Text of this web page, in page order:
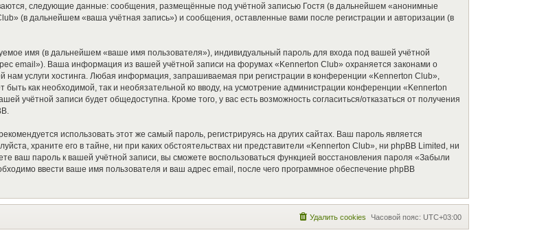
следующие данные: сообщения, размещённые под учётной записью Гостя (в дальнейшем «анонимные
(в дальнейшем «ваша учётная запись») и сообщения, оставленные вами после регистрации и авторизации (в
имя (в дальнейшем «ваше имя пользователя»), индивидуальный пароль для входа под вашей учётной
email»). Ваша информация из вашей учётной записи на форумах «Kennerton Club» охраняется законами о
услуги хостинга. Любая информация, запрашиваемая при регистрации в конференции «Kennerton Club»,
как необходимой, так и необязательной ко вводу, на усмотрение администрации конференции «Kennerton
учётной записи будет общедоступна. Кроме того, у вас есть возможность согласиться/отказаться от получения
использовать этот же самый пароль, регистрируясь на других сайтах. Ваш пароль является
храните его в тайне, ни при каких обстоятельствах ни представители «Kennerton Club», ни phpBB Limited, ни
ваш пароль к вашей учётной записи, вы сможете воспользоваться функцией восстановления пароля «Забыли
ввести ваше имя пользователя и ваш адрес email, после чего программное обеспечение phpBB
Часовой пояс: UTC+03:00
Удалить cookies